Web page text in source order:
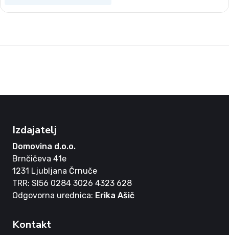
Izdajatelj
Domovina d.o.o.
Brnčičeva 41e
1231 Ljubljana Črnuče
TRR: SI56 0284 3026 4323 628
Odgovorna urednica: Erika Ašič
Kontakt